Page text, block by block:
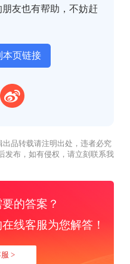
友也有帮助，不妨赶
本页链接
出品转载请注明出处，违者必究
发布，如有侵权，请立刻联系我
的答案？
线客服为您解答！
>